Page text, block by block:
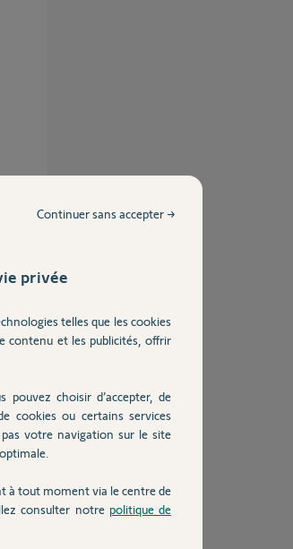
privée
telles que les cookies
contenu et les publicités, offrir
choisir d’accepter, de
cookies ou certains services
votre navigation sur le site
à tout moment via le centre de
consulter notre politique de
Continuer sans accepter →